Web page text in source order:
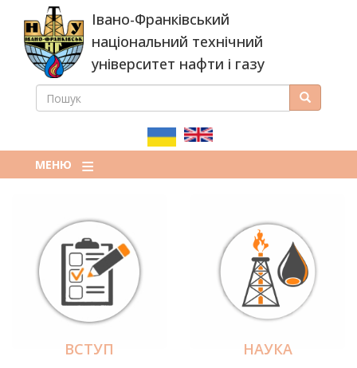
основного
вмісту
Івано-Франківський
національний технічний
університет нафти і газу
ПОШУКОВА
ПОШУК Пошук
МЕНЮ
ВСТУП НАУКА